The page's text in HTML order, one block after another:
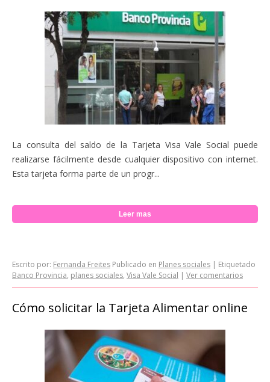
La consulta del saldo de la Tarjeta Visa Vale Social puede
realizarse fácilmente desde cualquier dispositivo con internet.
Esta tarjeta forma parte de un progr...
Leer mas
Escrito por: Fernanda Freites Publicado en Planes sociales | Etiquetado
Banco Provincia, planes sociales, Visa Vale Social | Ver comentarios
Cómo solicitar la Tarjeta Alimentar online